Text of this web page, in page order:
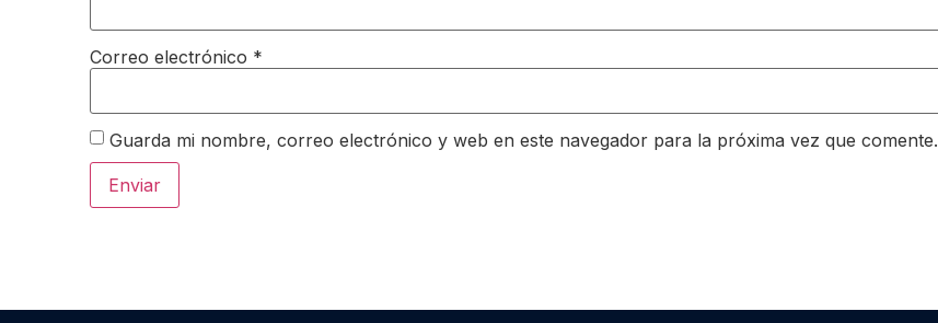
Correo electrónico *
Guarda mi nombre, correo electrónico y web en este navegador para la próxima vez que comente.